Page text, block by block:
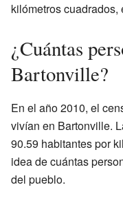
kilómetros cuadrados,
¿Cuántas
Bartonville?
En el año 2010, el
vivían en Bartonville.
90.59 habitantes por
idea de cuántas
del pueblo.